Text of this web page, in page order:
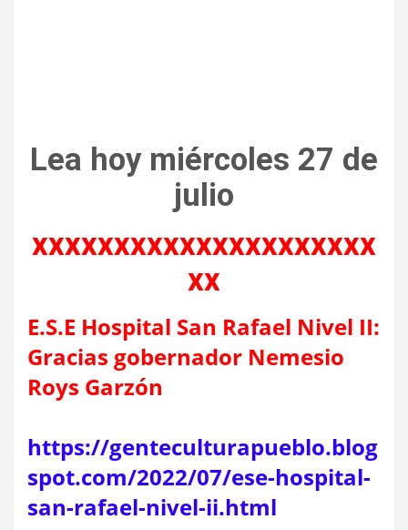
Lea hoy miércoles 27 de
julio
xxxxxxxxxxxxxxxxxxxxx
xx
E.S.E Hospital San Rafael Nivel II:
Gracias gobernador Nemesio
Roys Garzón
https://genteculturapueblo.blog
spot.com/2022/07/ese-hospital-
san-rafael-nivel-ii.html